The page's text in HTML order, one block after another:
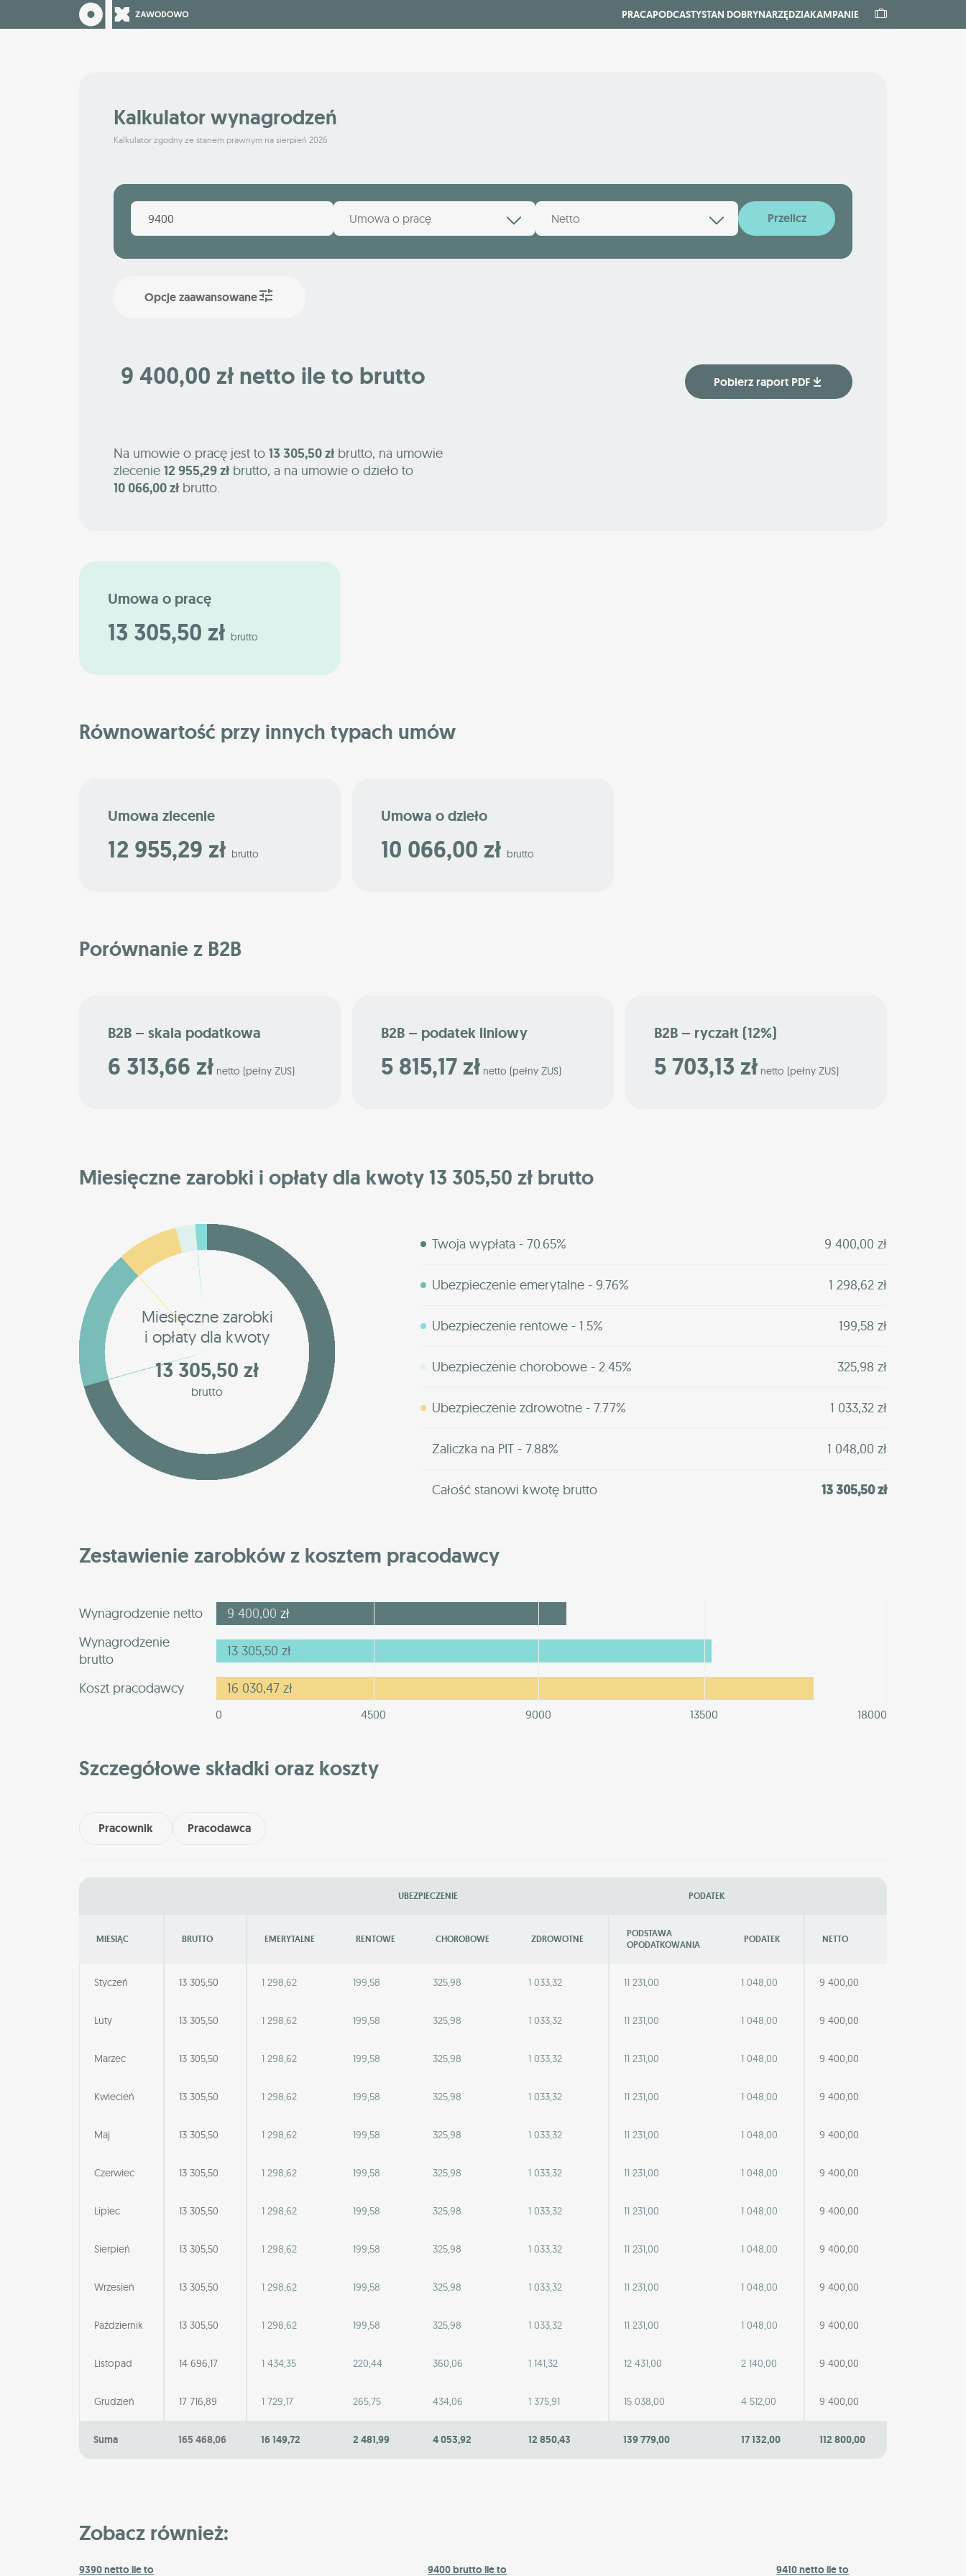
PRACAPODCASTYSTAN DOBRYNARZĘDZIAKAMPANIE
Kalkulator wynagrodzeń
Kalkulator zgodny ze stanem prawnym na sierpień 2026
Umowa o pracę Netto Przelicz
Opcje zaawansowane
9 400,00 zł netto ile to brutto Pobierz raport PDF
Na umowie o pracę jest to 13 305,50 zł brutto, na umowie
zlecenie 12 955,29 zł brutto, a na umowie o dzieło to
10 066,00 zł brutto.
Umowa o pracę
13 305,50 zł brutto
Równowartość przy innych typach umów
Umowa zlecenie
12 955,29 zł brutto
Umowa o dzieło
10 066,00 zł brutto
Porównanie z B2B
B2B – skala podatkowa
6 313,66 zł netto (pełny ZUS)
B2B – podatek liniowy
5 815,17 zł netto (pełny ZUS)
B2B – ryczałt (12%)
5 703,13 zł netto (pełny ZUS)
Miesięczne zarobki i opłaty dla kwoty 13 305,50 zł brutto
Miesięczne zarobki
i opłaty dla kwoty
13 305,50 zł
brutto
Twoja wypłata - 70.65% 9 400,00 zł
Ubezpieczenie emerytalne - 9.76% 1 298,62 zł
Ubezpieczenie rentowe - 1.5% 199,58 zł
Ubezpieczenie chorobowe - 2.45% 325,98 zł
Ubezpieczenie zdrowotne - 7.77% 1 033,32 zł
Zaliczka na PIT - 7.88% 1 048,00 zł
Całość stanowi kwotę brutto 13 305,50 zł
Zestawienie zarobków z kosztem pracodawcy
Wynagrodzenie netto 9 400,00 zł
Wynagrodzenie
brutto
13 305,50 zł
Koszt pracodawcy 16 030,47 zł
0 4500 9000 13500 18000
Szczegółowe składki oraz koszty
Pracownik Pracodawca
UBEZPIECZENIE PODATEK
MIESIĄC BRUTTO EMERYTALNE RENTOWE CHOROBOWE ZDROWOTNE
PODSTAWA
OPODATKOWANIA
PODATEK NETTO
Styczeń 13 305,50 1 298,62 199,58 325,98 1 033,32 11 231,00 1 048,00 9 400,00
Luty 13 305,50 1 298,62 199,58 325,98 1 033,32 11 231,00 1 048,00 9 400,00
Marzec 13 305,50 1 298,62 199,58 325,98 1 033,32 11 231,00 1 048,00 9 400,00
Kwiecień 13 305,50 1 298,62 199,58 325,98 1 033,32 11 231,00 1 048,00 9 400,00
Maj 13 305,50 1 298,62 199,58 325,98 1 033,32 11 231,00 1 048,00 9 400,00
Czerwiec 13 305,50 1 298,62 199,58 325,98 1 033,32 11 231,00 1 048,00 9 400,00
Lipiec 13 305,50 1 298,62 199,58 325,98 1 033,32 11 231,00 1 048,00 9 400,00
Sierpień 13 305,50 1 298,62 199,58 325,98 1 033,32 11 231,00 1 048,00 9 400,00
Wrzesień 13 305,50 1 298,62 199,58 325,98 1 033,32 11 231,00 1 048,00 9 400,00
Październik 13 305,50 1 298,62 199,58 325,98 1 033,32 11 231,00 1 048,00 9 400,00
Listopad 14 696,17 1 434,35 220,44 360,06 1 141,32 12 431,00 2 140,00 9 400,00
Grudzień 17 716,89 1 729,17 265,75 434,06 1 375,91 15 038,00 4 512,00 9 400,00
Suma 165 468,06 16 149,72 2 481,99 4 053,92 12 850,43 139 779,00 17 132,00 112 800,00
Zobacz również:
9390 netto ile to 9400 brutto ile to 9410 netto ile to